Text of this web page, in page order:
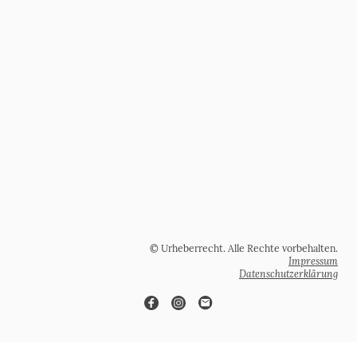
© Urheberrecht. Alle Rechte vorbehalten.
Impressum
Datenschutzerklärung